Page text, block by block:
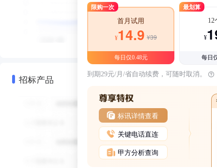
招标产品
限购一次
首月试用
¥14.9 ¥39
每日仅0.48元
最划算
12
¥
每日
到期29元/月/省自动续费，可随时取消。
标讯详情查看
关键电话直连
甲方分析查询